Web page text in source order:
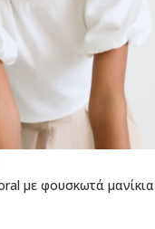
με φουσκωτά μανίκια